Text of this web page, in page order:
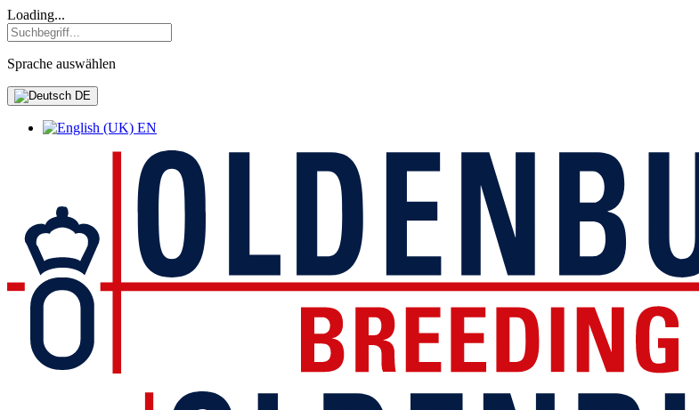
Loading...
Sprache auswählen
DE
EN